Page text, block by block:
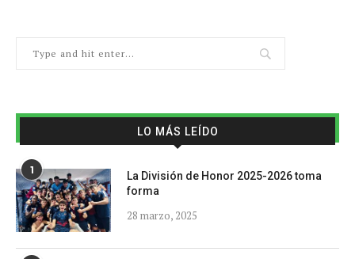
LO MÁS LEÍDO
1
La División de Honor 2025-2026 toma
forma
28 marzo, 2025